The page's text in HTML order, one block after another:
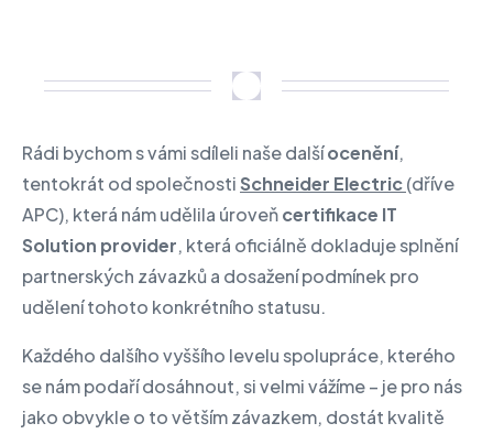
Rádi bychom s vámi sdíleli naše dalšíocenění,
tentokrát od společnostiSchneider Electric(dříve
APC), která nám udělila úroveňcertifikace IT
Solution provider, která oficiálně dokladuje splnění
partnerských závazků a dosažení podmínek pro
udělení tohoto konkrétního statusu.
Každého dalšího vyššího levelu spolupráce, kterého
se nám podaří dosáhnout, si velmi vážíme – je pro nás
jako obvykle o to větším závazkem, dostát kvalitě